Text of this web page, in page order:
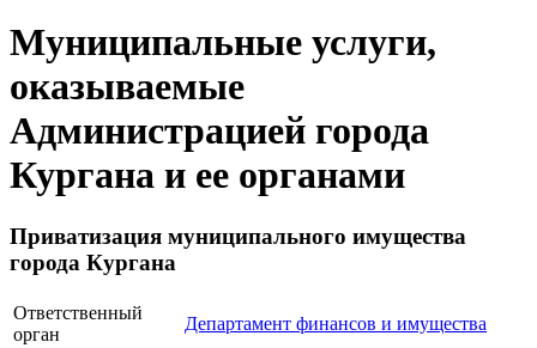
Муниципальные услуги,
оказываемые
Администрацией города
Кургана и ее органами
Приватизация муниципального имущества
города Кургана
Ответственный
орган
Департамент финансов и имущества